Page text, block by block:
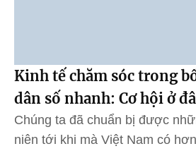
Kinh tế chăm sóc trong
dân số nhanh: Cơ hội ở
Chúng ta đã chuẩn bị được
niên tới khi mà Việt Nam có